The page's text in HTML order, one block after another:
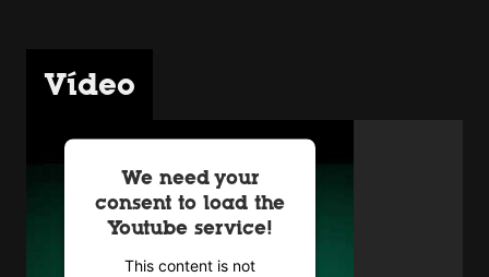
Vídeo
We need your
consent to load the
Youtube service!
This content is not